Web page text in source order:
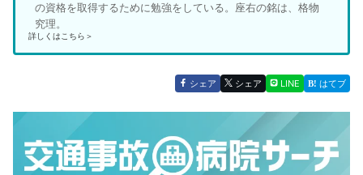
の資格を取得するために勉強をしている。座右の銘は、格物
究理。
詳しくはこちら＞
シェア シェア LINE はてブ